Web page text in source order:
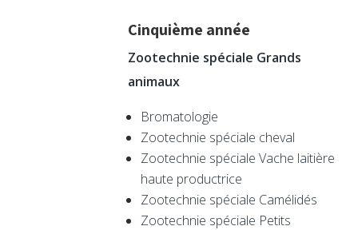
Cinquième année
Zootechnie spéciale Grands
animaux
Bromatologie
Zootechnie spéciale cheval
Zootechnie spéciale Vache laitière
haute productrice
Zootechnie spéciale Camélidés
Zootechnie spéciale Petits